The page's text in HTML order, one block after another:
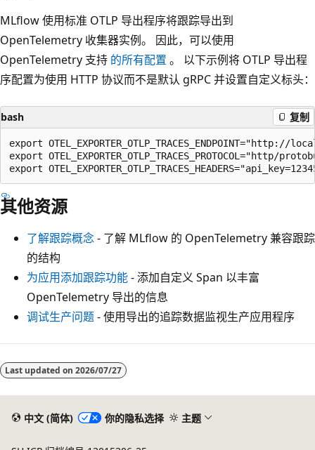
MLflow 使用标准 OTLP 导出程序将跟踪导出到
OpenTelemetry 收集器实例。 因此，可以使用
OpenTelemetry 支持 的所有配置 。 以下示例将 OTLP 导出程
序配置为使用 HTTP 协议而不是默认 gRPC 并设置自定义标头：
bash 复制
export
export OTEL_EXPORTER_OTLP_TRACES_PROTOCOL="http/
其他资源
了解跟踪概念- 了解 MLflow 的 OpenTelemetry 兼容跟踪
的结构
为应用添加跟踪功能- 添加自定义 Span 以丰富
OpenTelemetry 导出的信息
调试生产问题- 使用导出的追踪数据监视生产应用程序
Last updated on 2026/07/27
中文 (简体) 你的隐私选择 主题